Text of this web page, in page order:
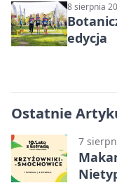
8 sierpnia
edycja
Ostatnie
7